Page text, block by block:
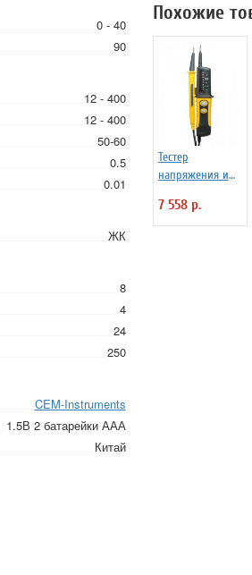
0 - 40
90
12 - 400
12 - 400
50-60
0.5
0.01
ЖК
8
4
24
250
CEM-Instruments
1.5В 2 батарейки ААА
Китай
Похожие
Тестер
напряжения и
подключения
DT-9021(DT-9121)
7 558 р.